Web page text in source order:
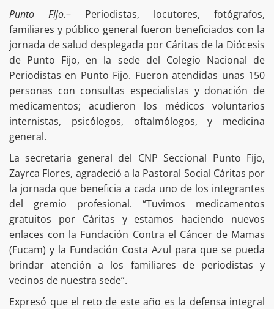
Punto Fijo.– Periodistas, locutores, fotógrafos,
familiares y público general fueron beneficiados con la
jornada de salud desplegada por Cáritas de la Diócesis
de Punto Fijo, en la sede del Colegio Nacional de
Periodistas en Punto Fijo. Fueron atendidas unas 150
personas con consultas especialistas y donación de
medicamentos; acudieron los médicos voluntarios
internistas, psicólogos, oftalmólogos, y medicina
general.
La secretaria general del CNP Seccional Punto Fijo,
Zayrca Flores, agradeció a la Pastoral Social Cáritas por
la jornada que beneficia a cada uno de los integrantes
del gremio profesional. “Tuvimos medicamentos
gratuitos por Cáritas y estamos haciendo nuevos
enlaces con la Fundación Contra el Cáncer de Mamas
(Fucam) y la Fundación Costa Azul para que se pueda
brindar atención a los familiares de periodistas y
vecinos de nuestra sede”.
Expresó que el reto de este año es la defensa integral